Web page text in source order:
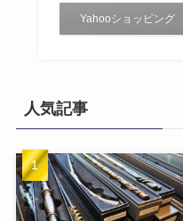
Yahooショッピング
人気記事